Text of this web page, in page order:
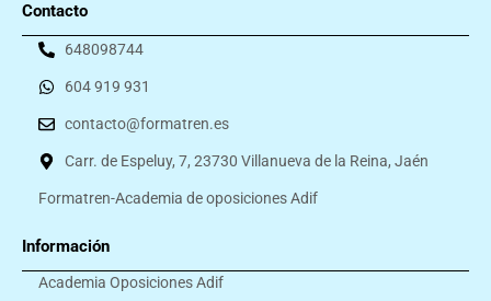
Contacto
648098744
604 919 931
contacto@formatren.es
Carr. de Espeluy, 7, 23730 Villanueva de la Reina, Jaén
Formatren-Academia de oposiciones Adif
Información
Academia Oposiciones Adif